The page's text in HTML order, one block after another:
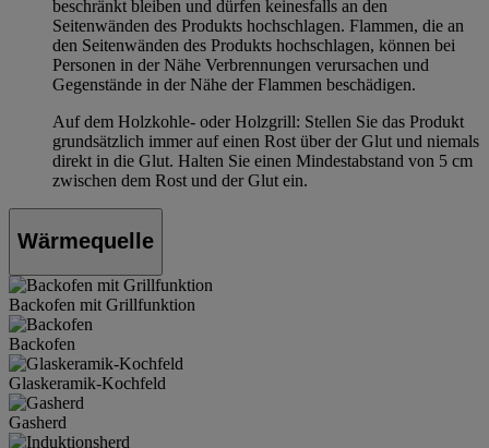
beschränkt bleiben und dürfen keinesfalls an den
Seitenwänden des Produkts hochschlagen. Flammen, die an
den Seitenwänden des Produkts hochschlagen, können bei
Personen in der Nähe Verbrennungen verursachen und
Gegenstände in der Nähe der Flammen beschädigen.
Auf dem Holzkohle- oder Holzgrill: Stellen Sie das Produkt
grundsätzlich immer auf einen Rost über der Glut und niemals
direkt in die Glut. Halten Sie einen Mindestabstand von 5 cm
zwischen dem Rost und der Glut ein.
Wärmequelle
Backofen mit Grillfunktion
Backofen
Glaskeramik-Kochfeld
Gasherd